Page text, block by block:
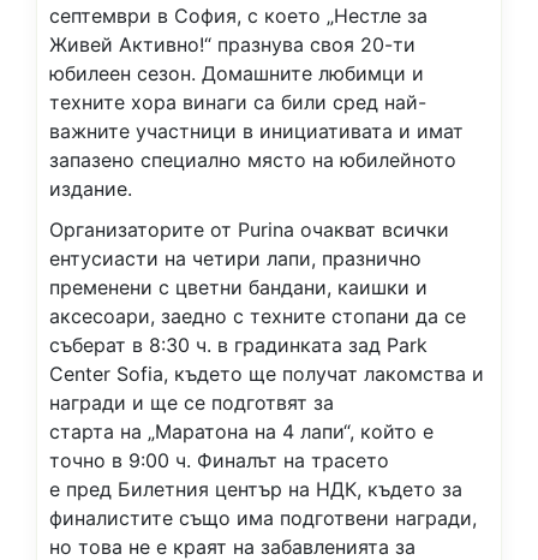
септември в София, с което „Нестле за
Живей Активно!“ празнува своя 20-ти
юбилеен сезон. Домашните любимци и
техните хора винаги са били сред най-
важните участници в инициативата и имат
запазено специално място на юбилейното
издание.
Организаторите от Purina очакват всички
ентусиасти на четири лапи, празнично
пременени с цветни бандани, каишки и
аксесоари, заедно с техните стопани да се
съберат в 8:30 ч. в градинката зад Park
Center Sofia, където ще получат лакомства и
награди и ще се подготвят за
старта на „Маратона на 4 лапи“, който е
точно в 9:00 ч. Финалът на трасето
е пред Билетния център на НДК, където за
финалистите също има подготвени награди,
но това не е краят на забавленията за